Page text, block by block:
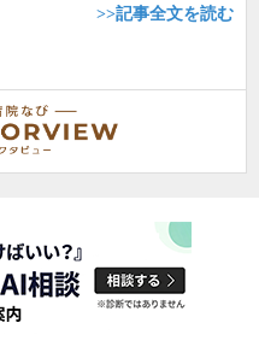
>>記事全文を読む